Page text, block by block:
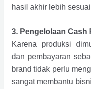
hasil akhir lebih
3. Pengelolaan Cash
Karena produksi
dan pembayaran
brand tidak perlu
sangat membantu